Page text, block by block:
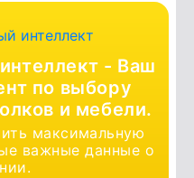
- Ваш
по выбору
и мебели.
максимальную
важные данные о